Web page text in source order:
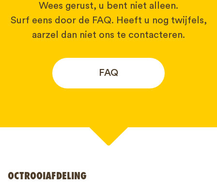
Wees gerust, u bent niet alleen.
Surf eens door de FAQ. Heeft u nog twijfels,
aarzel dan niet ons te contacteren.
FAQ
OCTROOIAFDELING